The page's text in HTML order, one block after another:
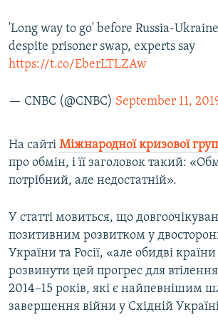
'Long way to go' before Russia-
despite prisoner swap, experts say
https://t.co/EberLTLZAw
— CNBC (@CNBC) September 11,
На сайті Міжнародної кризової
про обмін, і її заголовок такий:
потрібний, але недостатній».
У статті мовиться, що
позитивним розвитком у
України та Росії, «але обидві
розвинути цей прогрес для
2014–15 років, які є найпевнішим
завершення війни у Східній